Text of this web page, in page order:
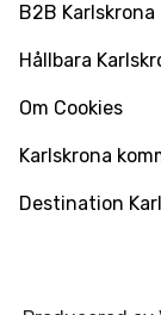
B2B Karlskrona
Hållbara
Om Cookies
Karlskrona
Destination